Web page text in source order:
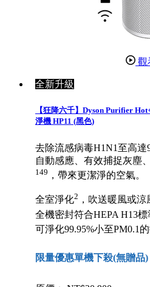
觀
全新升級
【狂降六千】Dyson Purifier
淨機 HP11 (黑色)
去除流感病毒H1N1至高達
自動感應、有效捕捉灰塵
149 ，帶來更潔淨的空氣。
全室淨化2 ，吹送暖風或涼
全機密封符合HEPA H13標
可淨化99.95%小至PM0.1的
限量優惠單機下殺(無贈品)